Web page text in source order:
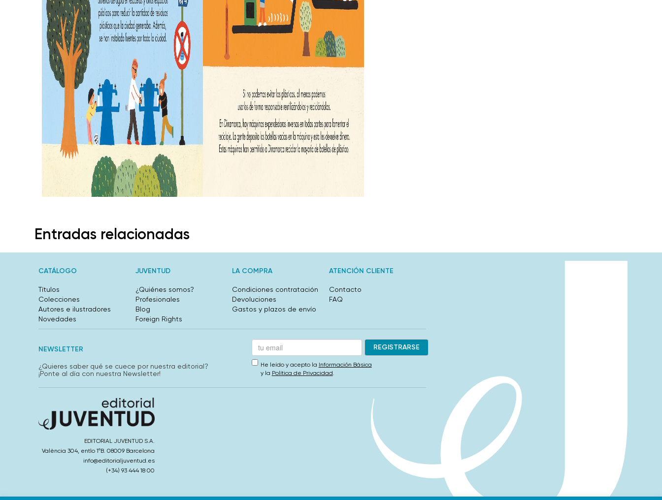
Entradas relacionadas
CATÁLOGO
Títulos
Colecciones
Autores e ilustradores
Novedades
JUVENTUD
¿Quiénes somos?
Profesionales
Blog
Foreign Rights
LA COMPRA
Condiciones contratación
Devoluciones
Gastos y plazos de envío
ATENCIÓN CLIENTE
Contacto
FAQ
NEWSLETTER
¿Quieres saber qué se cuece por nuestra editorial?
¡Ponte al día con nuestra Newsletter!
He leído y acepto la Información Básica
y la Política de Privacidad.
EDITORIAL JUVENTUD S.A.
València 304, entlo 1ºB. 08009 Barcelona
info@editorialjuventud.es
(+34) 93 444 18 00